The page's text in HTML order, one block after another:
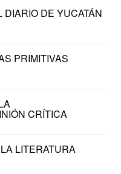
DE YUCATÁN
PRIMITIVAS
CRÍTICA
LITERATURA